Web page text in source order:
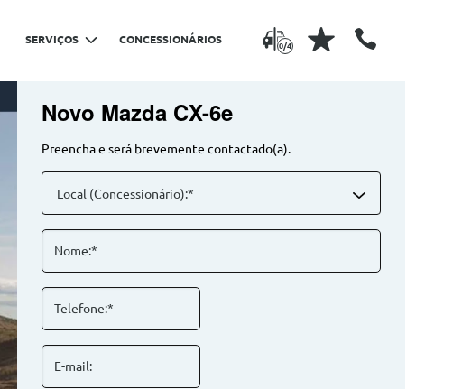
0/4
SERVIÇOS CONCESSIONÁRIOS
Novo Mazda CX-6e
Preencha e será brevemente contactado(a).
Local (Concessionário):*
Nome:*
Telefone:*
E-mail: